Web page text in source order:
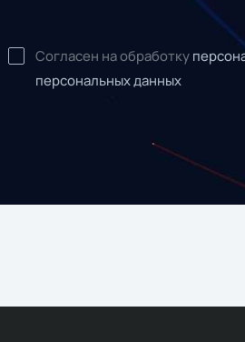
Согласен на обработку
персональных данных